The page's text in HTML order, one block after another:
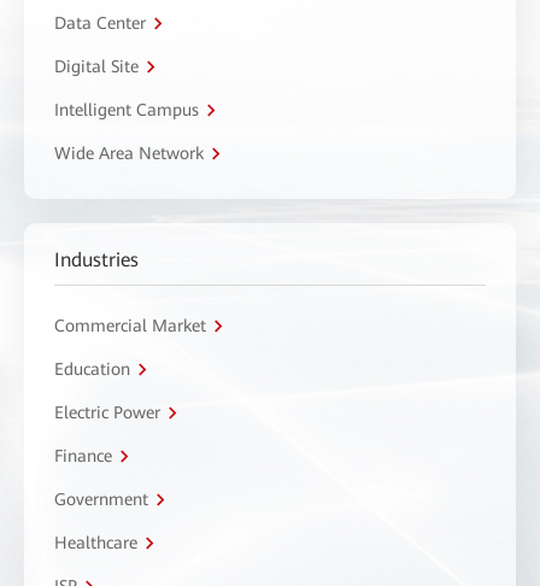
Data Center
Digital Site
Intelligent Campus
Wide Area Network
Industries
Commercial Market
Education
Electric Power
Finance
Government
Healthcare